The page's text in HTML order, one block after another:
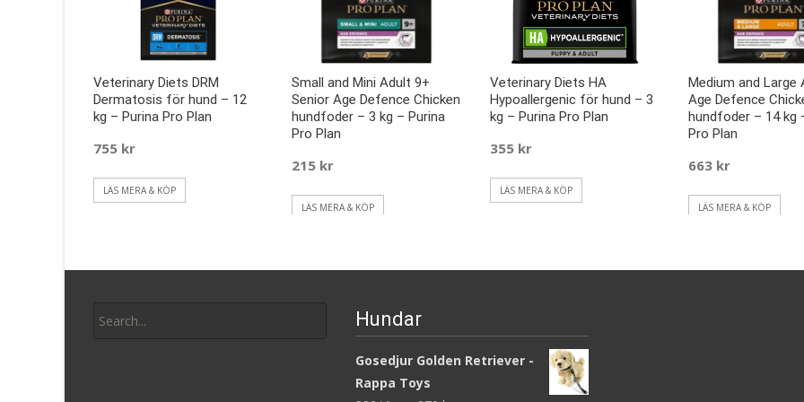
Veterinary Diets DRM
Dermatosis för hund – 12
kg – Purina Pro Plan
755 kr
LÄS MERA & KÖP
Small and Mini Adult 9+
Senior Age Defence Chicken
hundfoder – 3 kg – Purina
Pro Plan
215 kr
LÄS MERA & KÖP
Veterinary Diets HA
Hypoallergenic för hund – 3
kg – Purina Pro Plan
355 kr
LÄS MERA & KÖP
Medium and Large
Age Defence
hundfoder – 14 kg
Pro Plan
663 kr
LÄS MERA & KÖP
for:
Hundar
Gosedjur Golden Retriever -
Rappa Toys